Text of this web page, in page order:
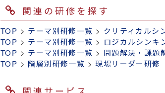
関連の研修を探す
TOP > テーマ別研修一覧 > クリティカルシ
TOP > テーマ別研修一覧 > ロジカルシンキ
TOP > テーマ別研修一覧 > 問題解決・課題
TOP > 階層別研修一覧 >現場リーダー研修